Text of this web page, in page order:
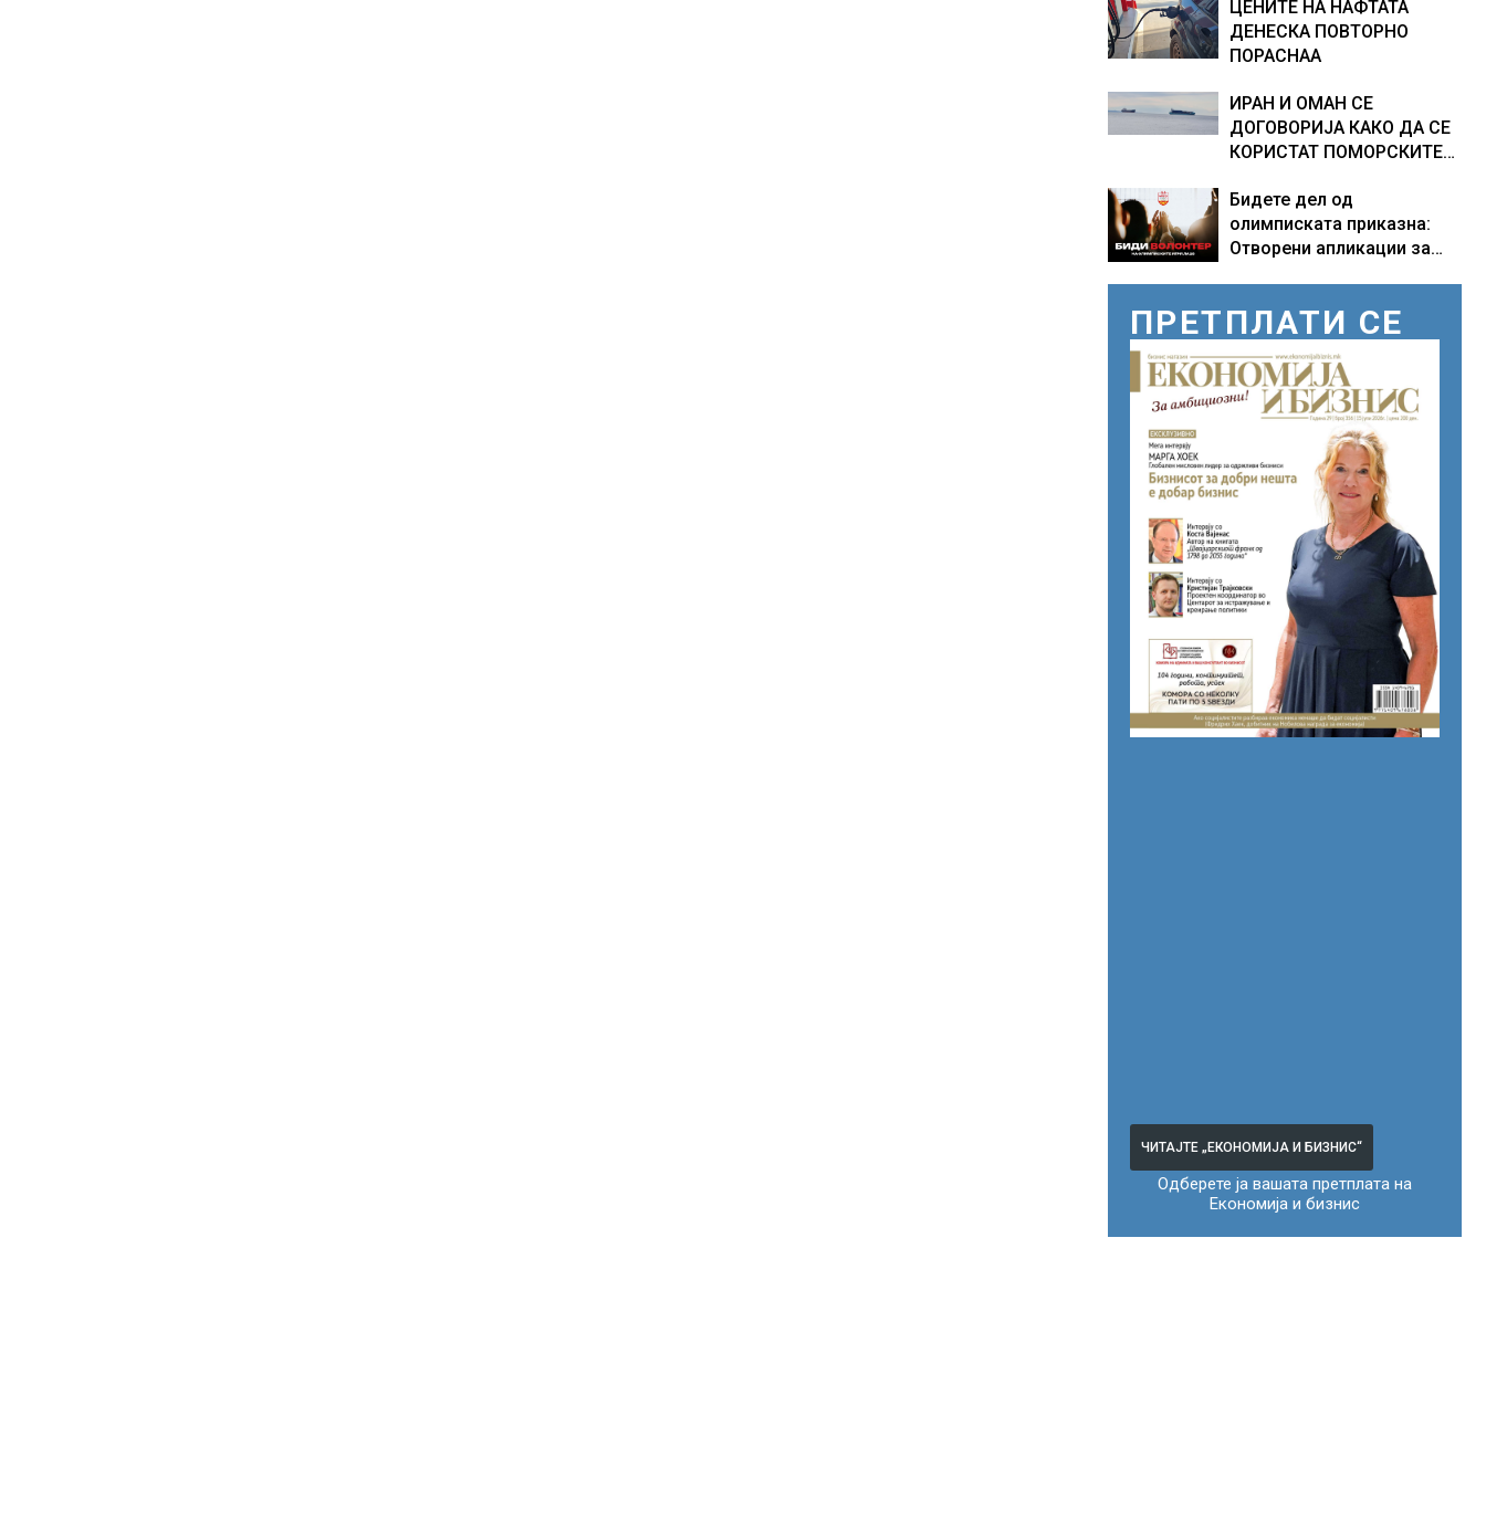
долгорочниот економски
раст
ЦЕНИТЕ НА НАФТАТА
ДЕНЕСКА ПОВТОРНО
ПОРАСНАА
ИРАН И ОМАН СЕ
ДОГОВОРИЈА КАКО ДА СЕ
КОРИСТАТ ПОМОРСКИТЕ
НИЗ ОРМУСКАТА ТЕСНИНА
Бидете дел од
олимписката приказна:
Отворени апликации за
ПРЕТПЛАТИ СЕ
ЧИТАЈТЕ „ЕКОНОМИЈА И БИЗНИС“
Одберете ја вашата претплата на
Економија и бизнис